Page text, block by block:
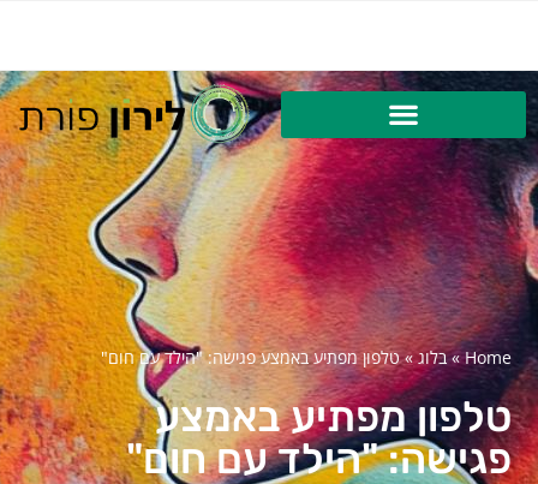
Home
»בלוג»טלפון מפתיע באמצע פגישה: "הילד עם חום"
טלפון מפתיע באמצע
פגישה: "הילד עם חום"